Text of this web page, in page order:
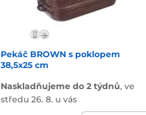
Pekáč BROWN s poklopem
38,5x25 cm
Naskladňujeme do 2 týdnů,ve
středu 26. 8. u vás